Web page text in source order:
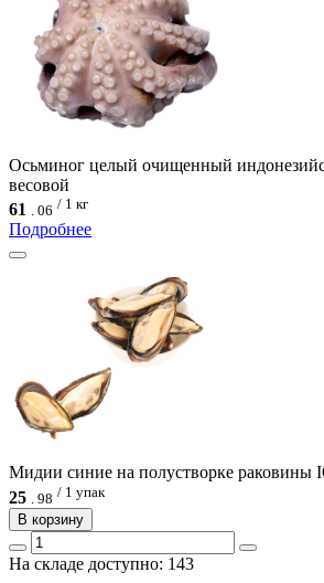
Осьминог целый очищенный
весовой
61 . 06 / 1 кг
Подробнее
Мидии синие на полустворке раковины
25
98 / 1 упак
В корзину
На складе доступно: 143